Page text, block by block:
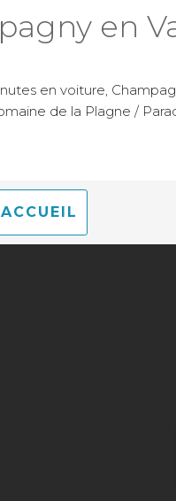
en
en voiture,
de la Plagne /